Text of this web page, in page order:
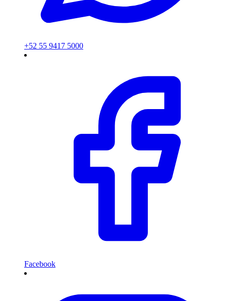
+52 55 9417 5000
Facebook